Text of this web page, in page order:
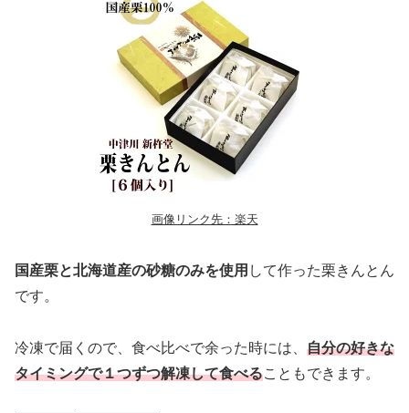
画像リンク先：楽天
国産栗と北海道産の砂糖のみを使用 して作った栗きんとん
です。
冷凍で届くので、食べ比べで余った時には、 自分の好きな
タイミングで１つずつ解凍して食べることもできます。